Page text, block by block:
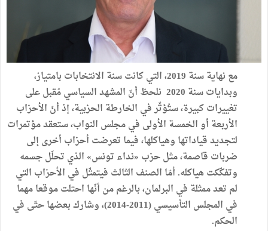
مع نهاية سنة 2019، التي كانت سنة الانتخابات بامتياز،
وبدايات سنة 2020 نلحظ أنّ المشهد السياسي مُقبل على
تغييرات كبيرة، ستُؤثّر في الخارطة الحزبية، إذ أنّ الأحزاب
الأربعة أو الخمسة الأولى في مجلس النواب، ستعقد مؤتمرات
لتجديد قياداتها وهياكلها، فيما تعرضت أحزاب أخرى إلى
ضربات قاصمة، مثل حزب «نداء تونس» الذي تحلَل جسمه
وتفكّكت هياكله. أمّا الصنف الثالث فيتمثّل في الأحزاب التي
لم تعد ممثلة في البرلمان، بالرغم من أنّها احتلت موقعا مهما
في المجلس التأسيسي (2011-2014)، وشارك بعضها حتّى في
الحكم.